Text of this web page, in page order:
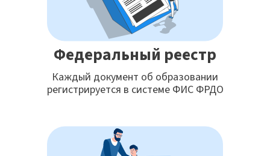
Федеральный реестр
Каждый документ об образовании
регистрируется в системе ФИС ФРДО